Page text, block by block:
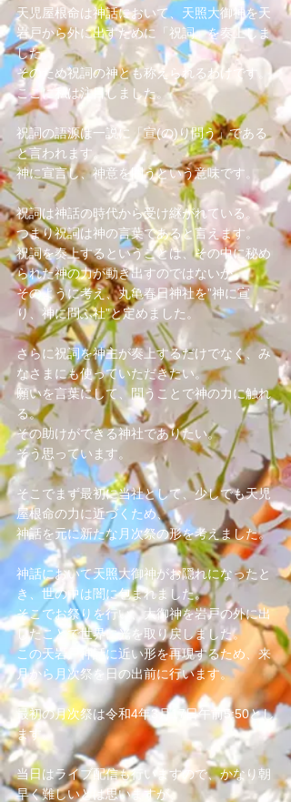
天児屋根命は神話において、天照大御神を天
岩戸から外に出すために「祝詞」を奏上しま
した。
そのため祝詞の神とも称えられるわけです。
ここに私は注目しました。
祝詞の語源は一説に「宣(の)り問う」である
と言われます。
神に宣言し、神意を問うという意味です。
祝詞は神話の時代から受け継がれている。
つまり祝詞は神の言葉であると言えます。
祝詞を奏上するということは、その中に秘め
られた神の力が動き出すのではないか。
そのように考え、丸亀春日神社を”神に宣
り、神に問ふ社”と定めました。
さらに祝詞を神主が奏上するだけでなく、み
なさまにも使っていただきたい。
願いを言葉にして、問うことで神の力に触れ
る。
その助けができる神社でありたい。
そう思っています。
そこでまず最初に当社として、少しでも天児
屋根命の力に近づくため、
神話を元に新たな月次祭の形を考えました。
神話において天照大御神がお隠れになったと
き、世の中は闇に包まれました。
そこでお祭りを行い、大御神を岩戸の外に出
したことで世界に光を取り戻しました。
この天岩戸神話に近い形を再現するため、来
月から月次祭を日の出前に行います。
最初の月次祭は令和4年3月17日午前5:50とし
ます。
当日はライブ配信も行いますので、かなり朝
早く難しいとは思いますが、